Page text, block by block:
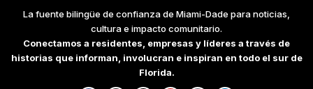
content
La fuente bilingüe de confianza de Miami-Dade para noticias,
cultura e impacto comunitario.
Conectamos a residentes, empresas y líderes a través de
historias que informan, involucran e inspiran en todo el sur de
Florida.